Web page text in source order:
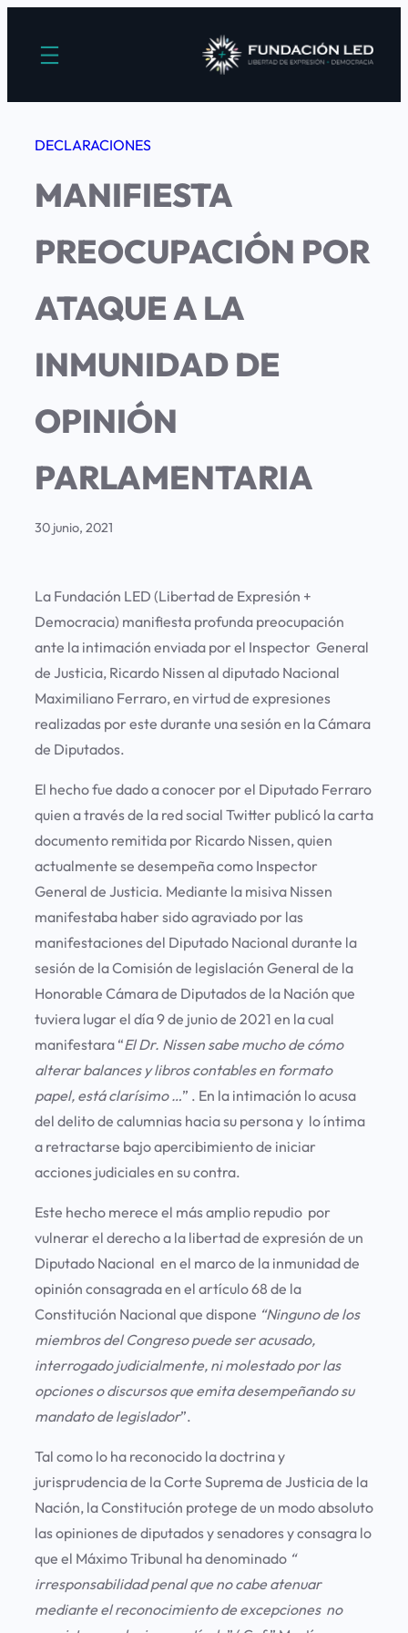
DECLARACIONES
MANIFIESTA
PREOCUPACIÓN POR
ATAQUE A LA
INMUNIDAD DE
OPINIÓN
PARLAMENTARIA
30 junio, 2021
La Fundación LED (Libertad de Expresión +
Democracia) manifiesta profunda preocupación
ante la intimación enviada por el Inspector General
de Justicia, Ricardo Nissen al diputado Nacional
Maximiliano Ferraro, en virtud de expresiones
realizadas por este durante una sesión en la Cámara
de Diputados.
El hecho fue dado a conocer por el Diputado Ferraro
quien a través de la red social Twitter publicó la carta
documento remitida por Ricardo Nissen, quien
actualmente se desempeña como Inspector
General de Justicia. Mediante la misiva Nissen
manifestaba haber sido agraviado por las
manifestaciones del Diputado Nacional durante la
sesión de la Comisión de legislación General de la
Honorable Cámara de Diputados de la Nación que
tuviera lugar el día 9 de junio de 2021 en la cual
manifestara “El Dr. Nissen sabe mucho de cómo
alterar balances y libros contables en formato
papel, está clarísimo …” . En la intimación lo acusa
del delito de calumnias hacia su persona y lo íntima
a retractarse bajo apercibimiento de iniciar
acciones judiciales en su contra.
Este hecho merece el más amplio repudio por
vulnerar el derecho a la libertad de expresión de un
Diputado Nacional en el marco de la inmunidad de
opinión consagrada en el artículo 68 de la
Constitución Nacional que dispone “Ninguno de los
miembros del Congreso puede ser acusado,
interrogado judicialmente, ni molestado por las
opciones o discursos que emita desempeñando su
mandato de legislador”.
Tal como lo ha reconocido la doctrina y
jurisprudencia de la Corte Suprema de Justicia de la
Nación, la Constitución protege de un modo absoluto
las opiniones de diputados y senadores y consagra lo
que el Máximo Tribunal ha denominado “
irresponsabilidad penal que no cabe atenuar
mediante el reconocimiento de excepciones no